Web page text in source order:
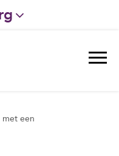
Zorg thuis
een